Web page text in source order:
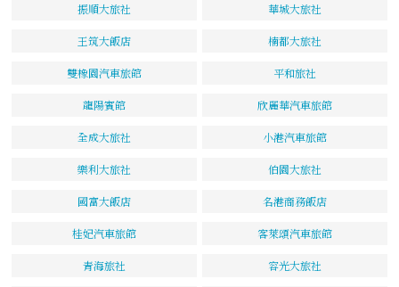
振順大旅社 華城大旅社
王筑大飯店 楠都大旅社
雙橡園汽車旅館 平和旅社
龍陽賓館 欣麗華汽車旅館
全成大旅社 小港汽車旅館
樂利大旅社 伯園大旅社
國富大飯店 名港商務飯店
桂妃汽車旅館 客萊頌汽車旅館
青海旅社 容光大旅社